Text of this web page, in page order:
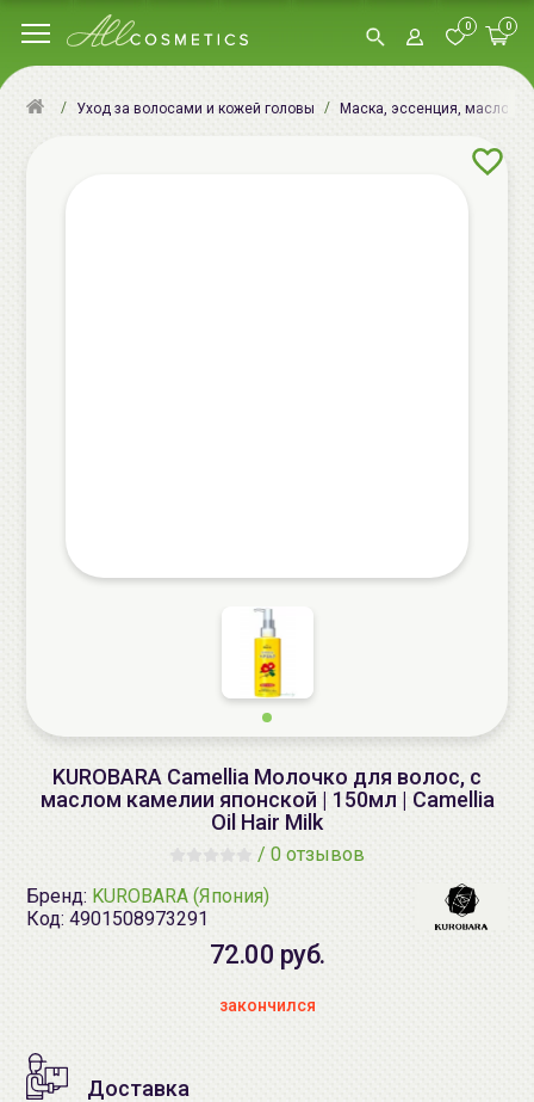
0 0
Уход за волосами и кожей головы Маска, эссенция, масло,
KUROBARA Camellia Молочко для волос, с
маслом камелии японской | 150мл | Camellia
Oil Hair Milk
/ 0 отзывов
Бренд: KUROBARA (Япония)
Код: 4901508973291
72.00 руб.
закончился
Доставка